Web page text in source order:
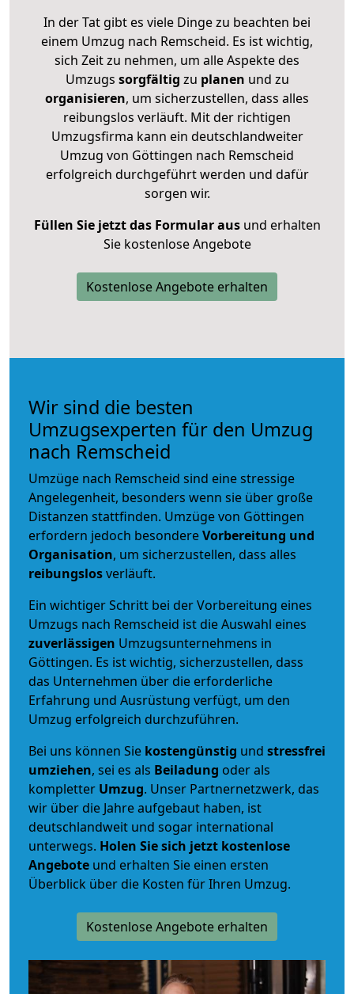
In der Tat gibt es viele Dinge zu beachten bei
einem Umzug nach Remscheid. Es ist wichtig,
sich Zeit zu nehmen, um alle Aspekte des
Umzugs sorgfältig zu planen und zu
organisieren, um sicherzustellen, dass alles
reibungslos verläuft. Mit der richtigen
Umzugsfirma kann ein deutschlandweiter
Umzug von Göttingen nach Remscheid
erfolgreich durchgeführt werden und dafür
sorgen wir.
Füllen Sie jetzt das Formular ausund erhalten
Sie kostenlose Angebote
Kostenlose Angebote erhalten
Wir sind die besten
Umzugsexperten für den Umzug
nach Remscheid
Umzüge nach Remscheid sind eine stressige
Angelegenheit, besonders wenn sie über große
Distanzen stattfinden. Umzüge von Göttingen
erfordern jedoch besondereVorbereitung und
Organisation, um sicherzustellen, dass alles
reibungslosverläuft.
Ein wichtiger Schritt bei der Vorbereitung eines
Umzugs nach Remscheid ist die Auswahl eines
zuverlässigen Umzugsunternehmens in
Göttingen. Es ist wichtig, sicherzustellen, dass
das Unternehmen über die erforderliche
Erfahrung und Ausrüstung verfügt, um den
Umzug erfolgreich durchzuführen.
Bei uns können Sie kostengünstig und stressfrei
umziehen, sei es als Beiladung oder als
kompletter Umzug. Unser Partnernetzwerk, das
wir über die Jahre aufgebaut haben, ist
deutschlandweit und sogar international
unterwegs. Holen Sie sich jetzt kostenlose
Angebote und erhalten Sie einen ersten
Überblick über die Kosten für Ihren Umzug.
Kostenlose Angebote erhalten